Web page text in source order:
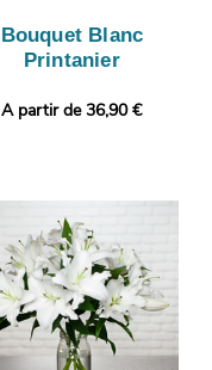
Bouquet Blanc
Printanier
A partir de 36,90 €